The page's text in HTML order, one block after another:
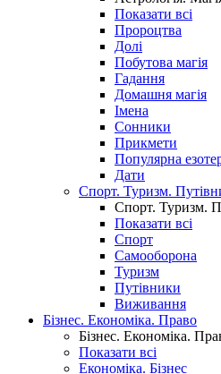
Показати всі
Пророцтва
Долі
Побутова магія
Гадання
Домашня магія
Імена
Сонники
Прикмети
Популярна
Дати
Спорт. Туризм.
Спорт. Туризм.
Показати всі
Спорт
Самооборона
Туризм
Путівники
Виживання
Бізнес. Економіка. Право
Бізнес. Економіка.
Показати всі
Економіка. Бізнес